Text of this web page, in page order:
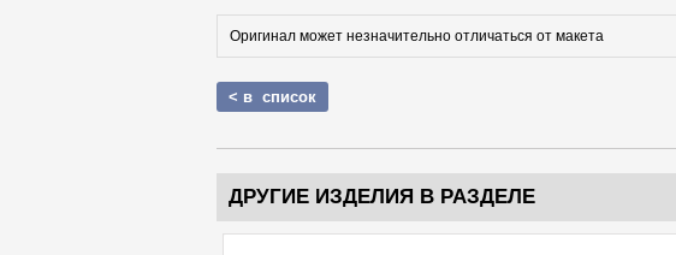
Оригинал может незначительно отличаться от макета
< в список
ДРУГИЕ ИЗДЕЛИЯ В РАЗДЕЛЕ